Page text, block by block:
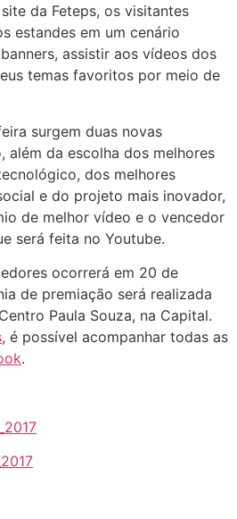
da Feteps, os visitantes
estandes em um cenário
assistir aos vídeos dos
temas favoritos por meio de
surgem duas novas
além da escolha dos melhores
dos melhores
e do projeto mais inovador,
de melhor vídeo e o vencedor
será feita no Youtube.
ocorrerá em 20 de
de premiação será realizada
Paula Souza, na Capital.
, é possível acompanhar todas as
.